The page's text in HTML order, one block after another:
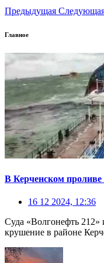
Предыдущая
Главное
В Керченском проливе
16 12 2024, 12:36
Суда «Волгонефть 212»
крушение в районе